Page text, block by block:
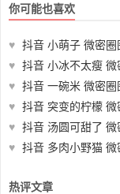
你可能也喜欢
♥ 抖音 小萌子 微密圈
♥ 抖音 小冰不太瘦 微密圈图
♥ 抖音 一碗米 微密圈图片
♥ 抖音 突变的柠檬 微
♥ 抖音 汤圆可甜了 微
♥ 抖音 多肉小野猫 微密圈图
热评文章